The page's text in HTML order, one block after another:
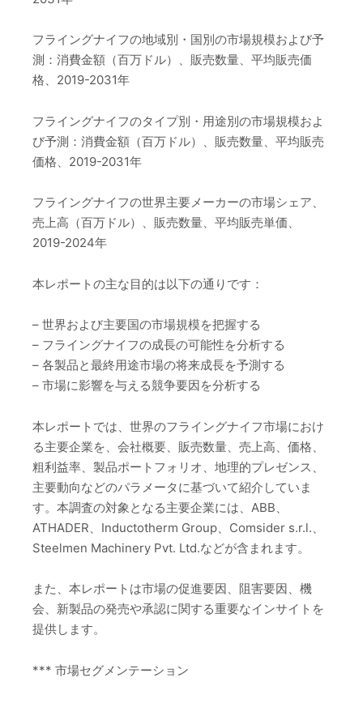
フライングナイフの地域別・国別の市場規模および予
測：消費金額（百万ドル）、販売数量、平均販売価
格、2019-2031年
フライングナイフのタイプ別・用途別の市場規模およ
び予測：消費金額（百万ドル）、販売数量、平均販売
価格、2019-2031年
フライングナイフの世界主要メーカーの市場シェア、
売上高（百万ドル）、販売数量、平均販売単価、
2019-2024年
本レポートの主な目的は以下の通りです：
– 世界および主要国の市場規模を把握する
– フライングナイフの成長の可能性を分析する
– 各製品と最終用途市場の将来成長を予測する
– 市場に影響を与える競争要因を分析する
本レポートでは、世界のフライングナイフ市場におけ
る主要企業を、会社概要、販売数量、売上高、価格、
粗利益率、製品ポートフォリオ、地理的プレゼンス、
主要動向などのパラメータに基づいて紹介していま
す。本調査の対象となる主要企業には、ABB、
ATHADER、Inductotherm Group、Comsider s.r.l.、
Steelmen Machinery Pvt. Ltd.などが含まれます。
また、本レポートは市場の促進要因、阻害要因、機
会、新製品の発売や承認に関する重要なインサイトを
提供します。
*** 市場セグメンテーション